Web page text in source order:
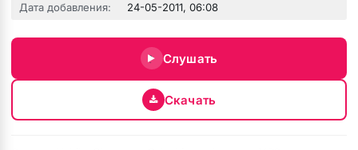
Дата добавления:
24-05-2011, 06:08
Слушать
Скачать